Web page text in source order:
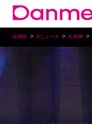
HOME Kニュース K-POP